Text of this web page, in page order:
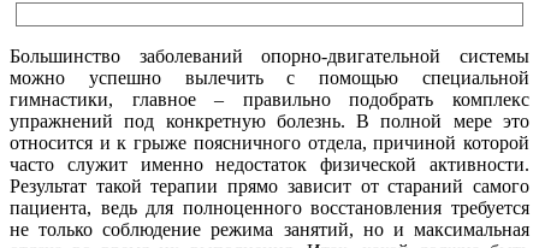
Большинство заболеваний опорно-двигательной системы
можно успешно вылечить с помощью специальной
гимнастики, главное – правильно подобрать комплекс
упражнений под конкретную болезнь. В полной мере это
относится и к грыже поясничного отдела, причиной которой
часто служит именно недостаток физической активности.
Результат такой терапии прямо зависит от стараний самого
пациента, ведь для полноценного восстановления требуется
не только соблюдение режима занятий, но и максимальная